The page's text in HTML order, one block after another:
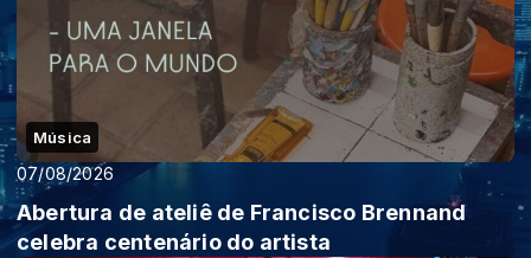
Música
07/08/2026
Abertura de ateliê de Francisco Brennand
celebra centenário do artista